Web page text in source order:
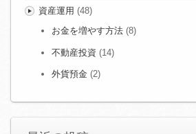
資産運用 (48)
お金を増やす方法 (8)
不動産投資 (14)
外貨預金 (2)